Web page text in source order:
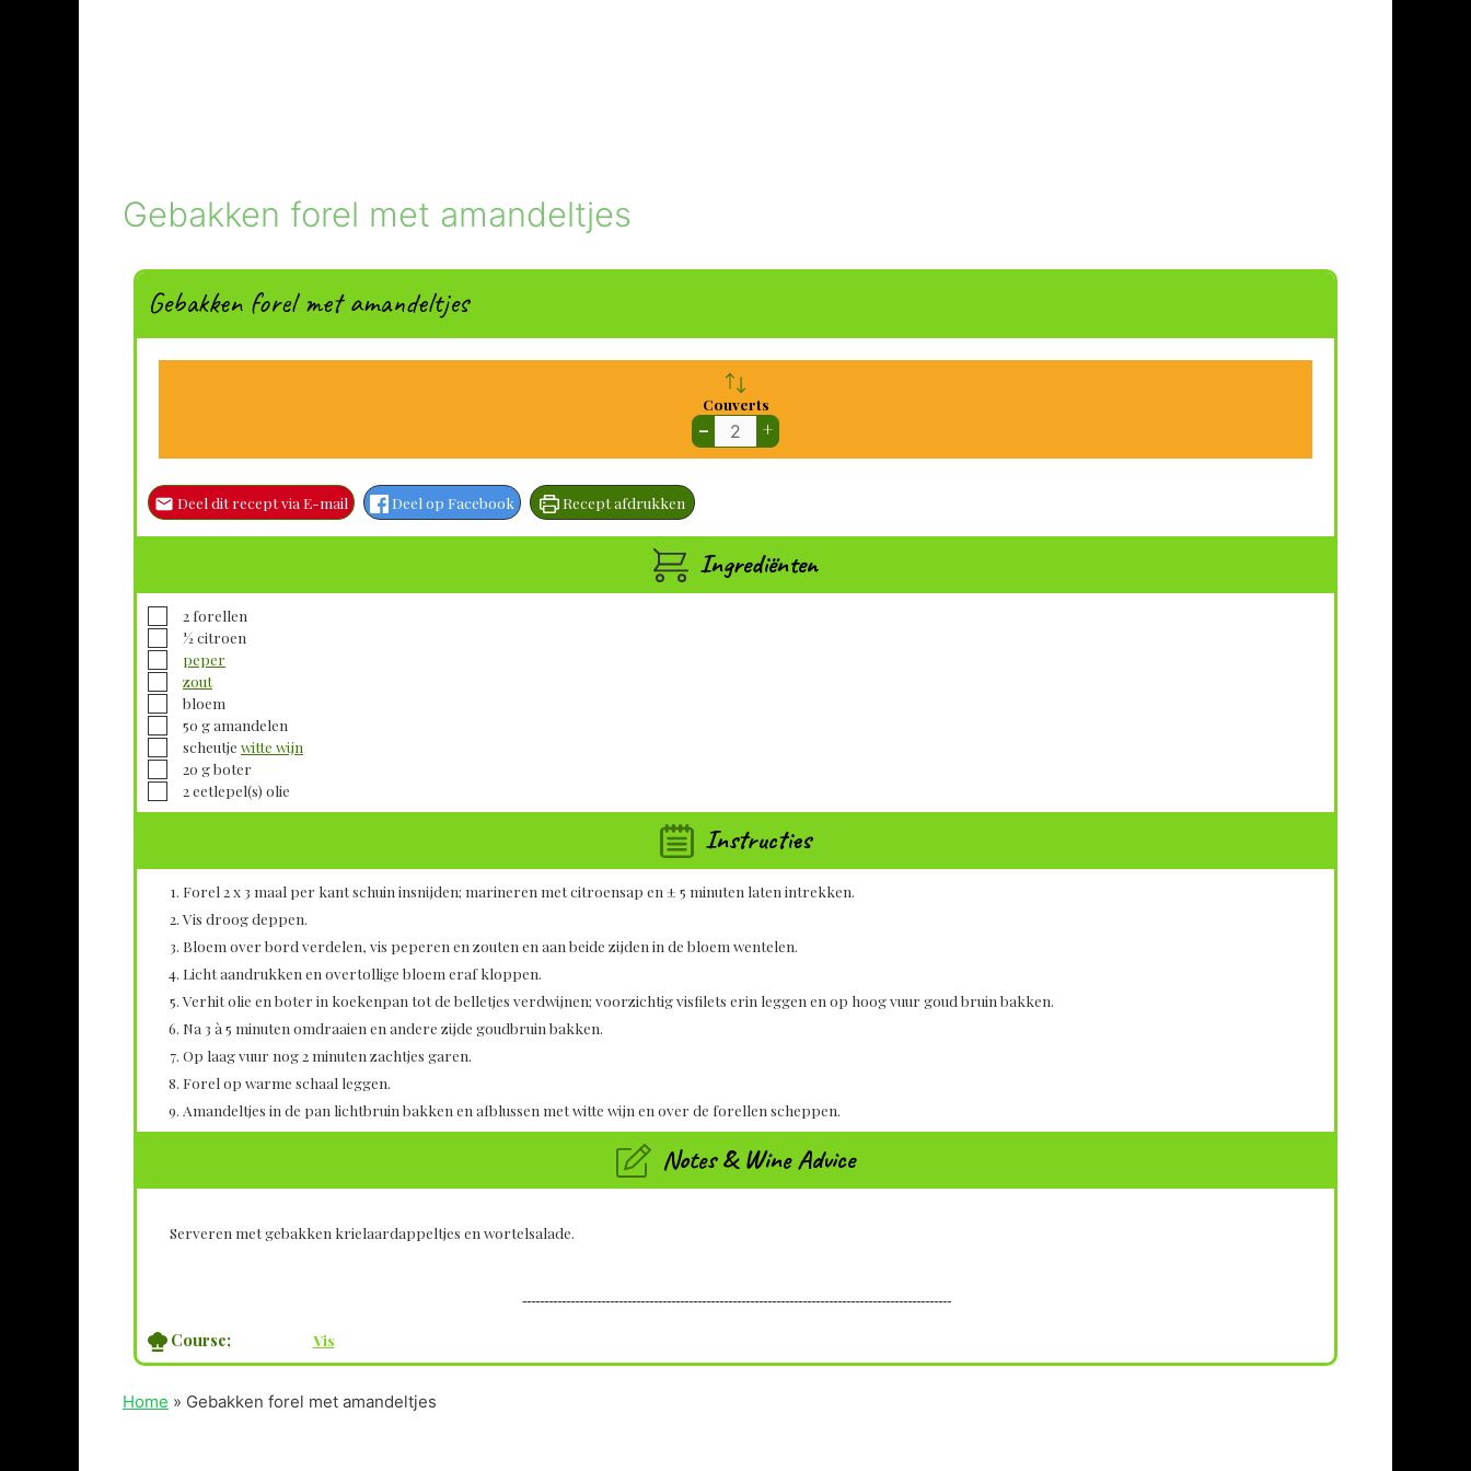
Gebakken forel met amandeltjes
Gebakken forel met amandeltjes
Couverts
– +
Deel dit recept via E-mail Deel op Facebook Recept afdrukken
Ingrediënten
▢
2 forellen
▢
½citroen
▢
peper
▢
zout
▢
bloem
▢
50 gamandelen
▢
scheutje witte wijn
▢
20 gboter
▢
2eetlepel(s) olie
Instructies
Forel 2 x 3 maal per kant schuin insnijden; marineren met citroensap en ± 5 minuten laten intrekken.
Vis droog deppen.
Bloem over bord verdelen, vis peperen en zouten en aan beide zijden in de bloem wentelen.
Licht aandrukken en overtollige bloem eraf kloppen.
Verhit olie en boter in koekenpan tot de belletjes verdwijnen; voorzichtig visfilets erin leggen en op hoog vuur goud bruin bakken.
Na 3 à 5 minuten omdraaien en andere zijde goudbruin bakken.
Op laag vuur nog 2 minuten zachtjes garen.
Forel op warme schaal leggen.
Amandeltjes in de pan lichtbruin bakken en afblussen met witte wijn en over de forellen scheppen.
Notes & Wine Advice
Serveren met gebakken krielaardappeltjes en wortelsalade.
--------------------------------------------------------------------------------------------------
Course; Vis
Home » Gebakken forel met amandeltjes